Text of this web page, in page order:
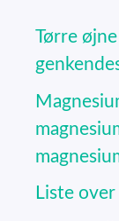
Tørre
Liste